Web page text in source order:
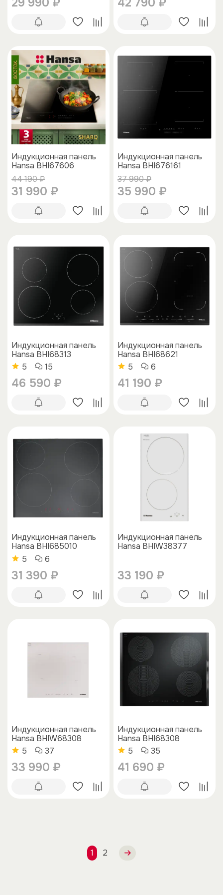
Индукционная панель
Hansa BHI67606
44 190 ₽
31 990 ₽
Индукционная панель
Hansa BHI676161
37 990 ₽
35 990 ₽
Индукционная панель
Hansa BHI68313
5
15
46 590 ₽
Индукционная панель
Hansa BHI68621
5
6
41 190 ₽
Индукционная панель
Hansa BHI685010
5
6
31 390 ₽
Индукционная панель
Hansa BHIW38377
33 190 ₽
Индукционная панель
Hansa BHIW68308
5
37
33 990 ₽
Индукционная панель
Hansa BHI68308
5
35
41 690 ₽
1 2